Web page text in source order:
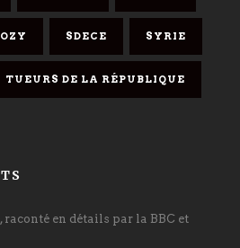
SDECE SYRIE
TUEURS DE LA RÉPUBLIQUE
raconté en détails par la BBC et